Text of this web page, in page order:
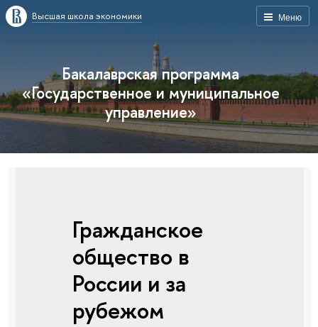
Меню
Высшая школа экономики
Бакалаврская программа
«Государственное и муниципальное
управление»
Гражданское
общество в
России и за
рубежом